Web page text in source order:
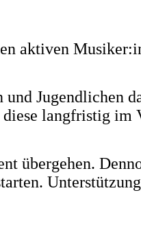
aktiven
Jugendlichen
langfristig im
übergehen.